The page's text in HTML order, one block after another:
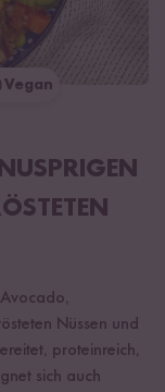
Vegan
Nüssen und
proteinreich,
sich auch